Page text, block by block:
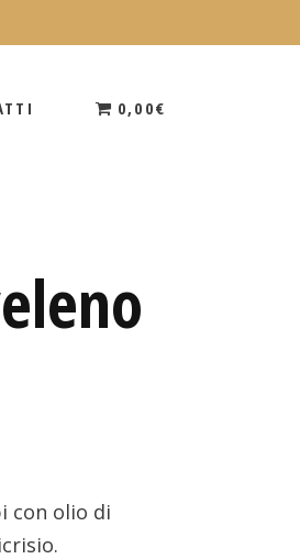
0,00€
con olio di